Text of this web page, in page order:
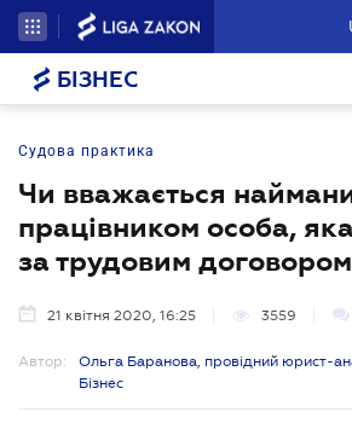
БІЗНЕС
Судова практика
Чи вважається
працівником особа,
за трудовим договором
21 квітня 2020, 16:25 3559
Автор:
Ольга Баранова, провідний юрист-
Бізнес